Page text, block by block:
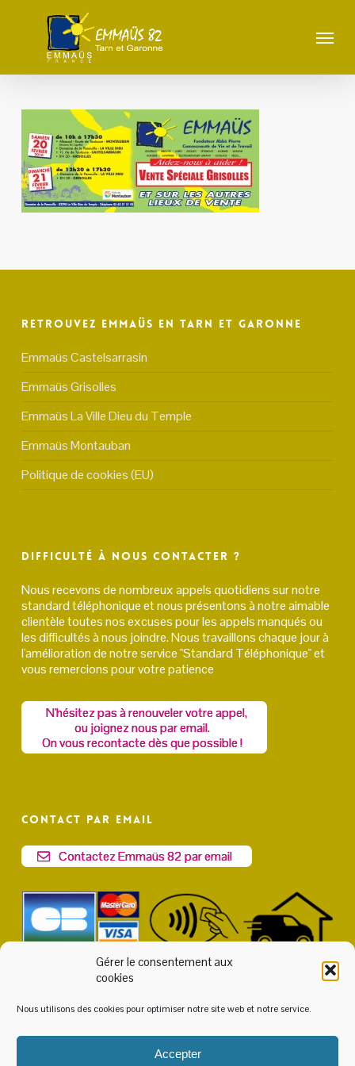
Gérer le consentement aux
cookies
Nous utilisons des cookies pour optimiser notre site web et notre service.
Accepter
Menu
Retrouvez Emmaüs en Tarn et Garonne
Emmaüs Castelsarrasin
Emmaüs Grisolles
Emmaüs La Ville Dieu du Temple
Emmaüs Montauban
Politique de cookies (EU)
Difficulté à nous contacter ?
Nous recevons de nombreux appels quotidiens sur notre
standard téléphonique et nous présentons à notre aimable
clientèle toutes nos excuses pour les appels manqués ou
les difficultés à nous joindre. Nous travaillons chaque jour à
l'amélioration de notre service "Standard Téléphonique" et
vous remercions pour votre patience
N'hésitez pas à renouveler votre appel,
ou joignez nous par email.
On vous recontacte dès que possible !
Contact par email
Contactez Emmaüs 82 par email